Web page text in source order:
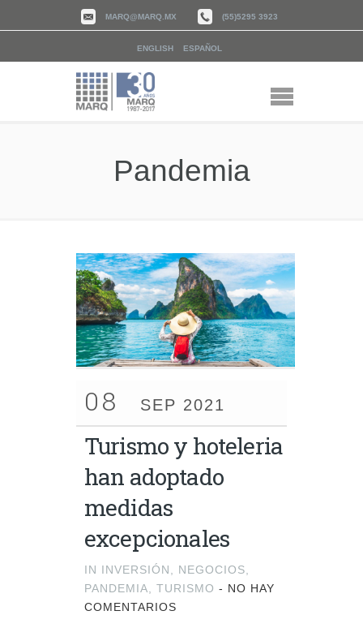
MARQ@MARQ.MX (55)5295 3923
ENGLISH ESPAÑOL
Pandemia
08 SEP 2021
Turismo y hoteleria
han adoptado
medidas
excepcionales
IN INVERSIÓN, NEGOCIOS,
PANDEMIA, TURISMO - NO HAY
COMENTARIOS